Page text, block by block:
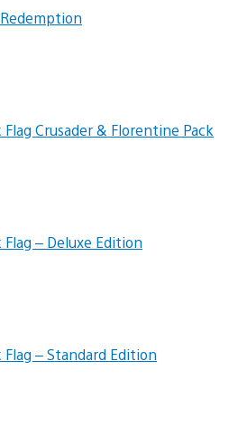
Flag Crusader & Florentine Pack
Flag – Deluxe Edition
Flag – Standard Edition